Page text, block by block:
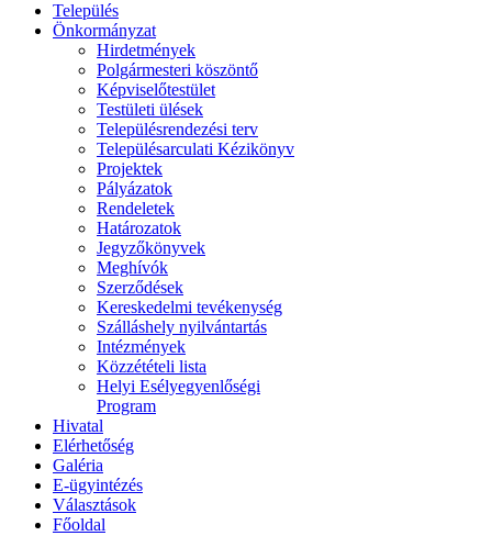
Település
Önkormányzat
Hirdetmények
Polgármesteri köszöntő
Képviselőtestület
Testületi ülések
Településrendezési terv
Településarculati Kézikönyv
Projektek
Pályázatok
Rendeletek
Határozatok
Jegyzőkönyvek
Meghívók
Szerződések
Kereskedelmi tevékenység
Szálláshely nyilvántartás
Intézmények
Közzétételi lista
Helyi Esélyegyenlőségi
Program
Hivatal
Elérhetőség
Galéria
E-ügyintézés
Választások
Főoldal